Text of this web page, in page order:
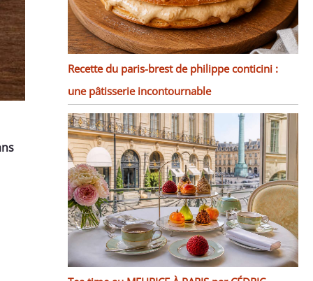
Recette du paris-brest de philippe conticini :
une pâtisserie incontournable